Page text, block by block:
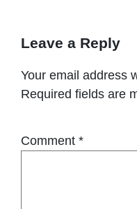
Leave a Reply
Your email address
Required fields are
Comment *